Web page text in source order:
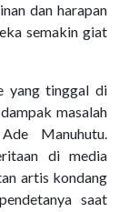
dan harapan
semakin giat
yang tinggal di
masalah
Manuhutu.
di media
artis kondang
saat